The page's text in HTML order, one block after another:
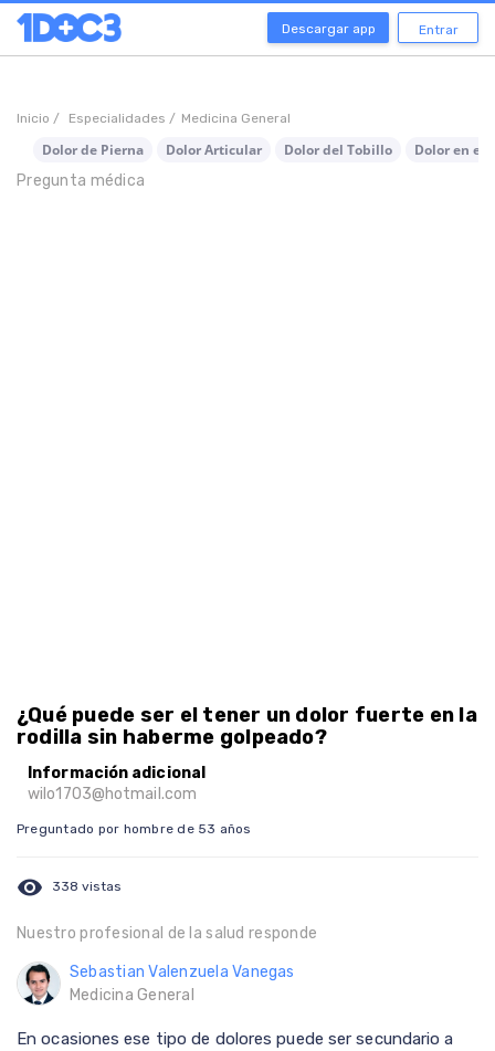
Descargar app Entrar
Inicio / Especialidades / Medicina General
Dolor de Pierna Dolor Articular Dolor del Tobillo
Dolor en el
Pregunta médica
¿Qué puede ser el tener un dolor fuerte en la
rodilla sin haberme golpeado?
Información adicional
wilo1703@hotmail.com
Preguntado por hombre de 53 años
visibility 338 vistas
Nuestro profesional de la salud responde
Sebastian Valenzuela Vanegas
Medicina General
En ocasiones ese tipo de dolores puede ser secundario a